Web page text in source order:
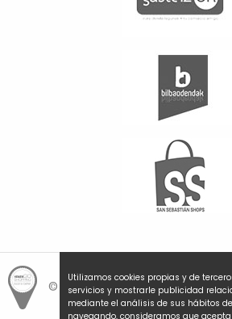
Utilizamos cookies propias y de
servicios y mostrarle publicidad
mediante el análisis de sus hábitos
navegando, consideramos que
© Hemengo Shopping.Local is